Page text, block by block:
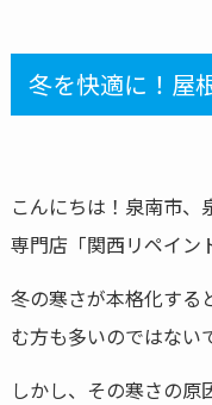
冬を快適に！屋
こんにちは！泉南市
専門店「関西リペイン
冬の寒さが本格化する
む方も多いのではない
しかし、その寒さの